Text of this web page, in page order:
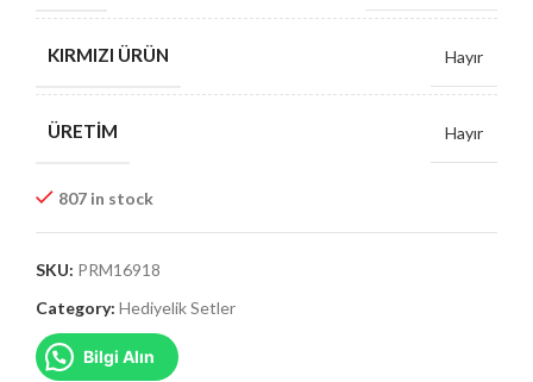
KIRMIZI ÜRÜN Hayır
ÜRETIM Hayır
807 in stock
SKU: PRM16918
Category: Hediyelik Setler
Bilgi Alın